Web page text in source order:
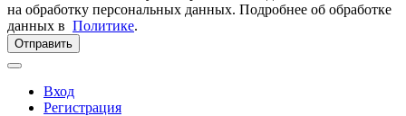
на обработку персональных данных. Подробнее об обработке
данных в Политике.
Отправить
Вход
Регистрация